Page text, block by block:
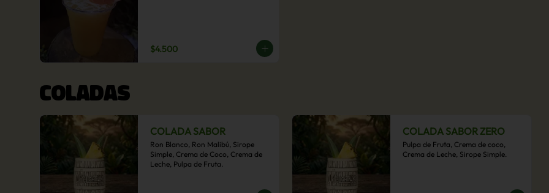
$4.500
COLADAS
COLADA SABOR
Ron Blanco, Ron Malibú, Sirope
Simple, Crema de Coco, Crema de
Leche, Pulpa de Fruta.
COLADA SABOR ZERO
Pulpa de Fruta, Crema de coco,
Crema de Leche, Sirope Simple.